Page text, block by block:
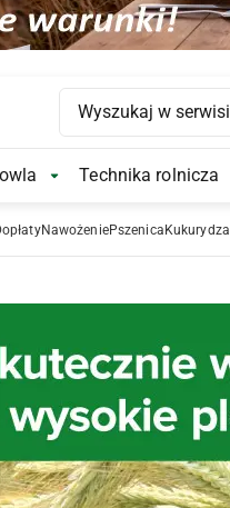
Submenu
Hodowla Submenu
Technika rolnicza
NawożeniePszenica Kukurydza